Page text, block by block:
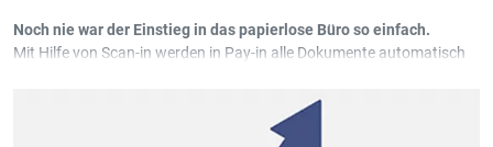
Noch nie war der Einstieg in das papierlose Büro so einfach.
Mit Hilfe von Scan-in werden in Pay-in alle Dokumente automatisch
automatisch alle PDF Dateien gemäß Ihren Wünschen klassiert,
sowie den Arbeitnehmern und Mandanten zugeordnet.